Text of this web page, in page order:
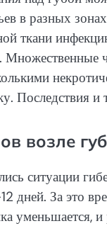
в разных
ткани
Последствия и
возле губ
ситуации
дней. За это
уменьшается, и